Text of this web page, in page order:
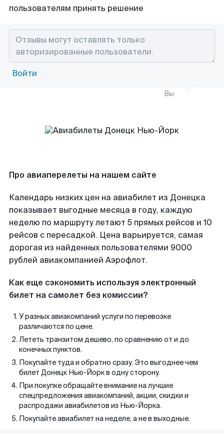
пользователям принять решение
Войти
Вы
Про авиаперелеты на нашем сайте
Календарь низких цен на авиабилет из Донецка
показывает выгодные месяца в году, каждую
неделю по маршруту летают 5 прямых рейсов и 10
рейсов с пересадкой. Цена варьируется, самая
дорогая из найденных пользователями 9000
рублей авиакомпанией Аэрофлот.
Как еще сэкономить используя электронный
билет на самолет без комиссии?
У разных авиакомпаний услуги по перевозке
различаются по цене.
Лететь транзитом дешево, по сравнению от и до
конечных пунктов.
Покупайте туда и обратно сразу. Это выгоднее чем
билет Донецк Нью-Йорк в одну сторону.
При покупке обращайте внимание на лучшие
спецпредложения авиакомпаний, акции, скидки и
распродажи авиабилетов из Нью-Йорка.
Покупайте авиабилет на неделе, а не в выходные.